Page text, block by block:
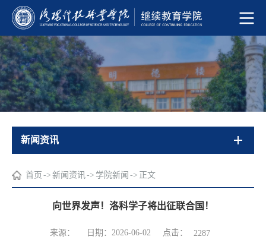
新闻资讯
首页 -> 新闻资讯-> 学院新闻 -> 正文
向世界发声！洛科学子将出征联合国！
来源： 日期：2026-06-02 点击： 2287